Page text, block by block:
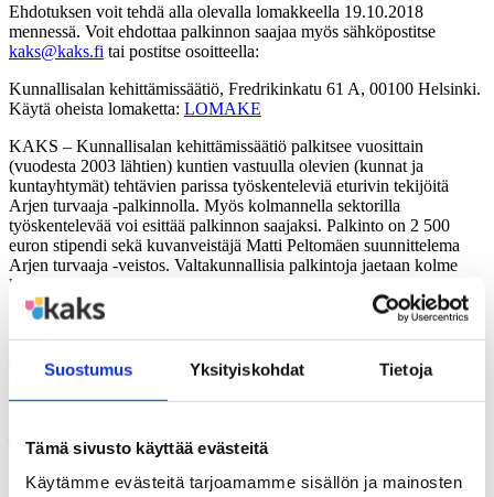
Suostumus Yksityiskohdat Tietoja
Tämä sivusto käyttää evästeitä
Käytämme evästeitä tarjoamamme sisällön ja mainosten
Ehdotuksen voit tehdä alla olevalla lomakkeella 19.10.2018
mennessä. Voit ehdottaa palkinnon saajaa myös sähköpostitse
kaks@kaks.fi tai postitse osoitteella:
Kunnallisalan kehittämissäätiö, Fredrikinkatu 61 A, 00100 Helsinki.
Käytä oheista lomaketta: LOMAKE
KAKS – Kunnallisalan kehittämissäätiö palkitsee vuosittain
(vuodesta 2003 lähtien) kuntien vastuulla olevien (kunnat ja
kuntayhtymät) tehtävien parissa työskenteleviä eturivin tekijöitä
Arjen turvaaja -palkinnolla. Myös kolmannella sektorilla
työskentelevää voi esittää palkinnon saajaksi. Palkinto on 2 500
euron stipendi sekä kuvanveistäjä Matti Peltomäen suunnittelema
Arjen turvaaja -veistos. Valtakunnallisia palkintoja jaetaan kolme
kappaletta helmikuussa 2018.
Arjen turvaaja –palkinnon myöntämisen perusteet ovat seuraavat:
– Vähintään kymmenen vuoden työkokemus alalla. Pitkä
työkokemus ei sinänsä ole valinnan peruste, mutta se varmistaa, että
näyttöjä on ennättänyt syntyä.
ilmetä esim. hyvänä asiakaspalautteena, oman työyhteisön
kehittämisenä tai yhteistyön aikaansaamisena.